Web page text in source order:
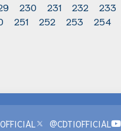
230 231 232 233
251 252 253 254
@CDTIOFFICIAL